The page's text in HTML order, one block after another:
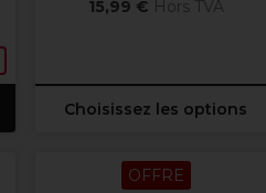
15,99 € Hors TVA
Choisissez les options
OFFRE